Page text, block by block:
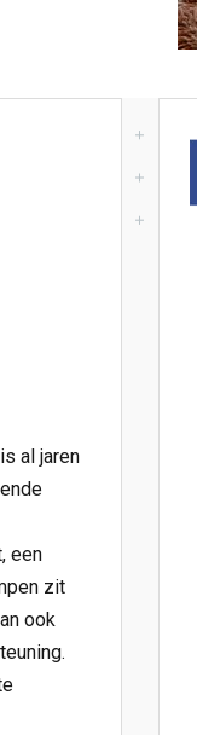
al jaren
een
zit
ook